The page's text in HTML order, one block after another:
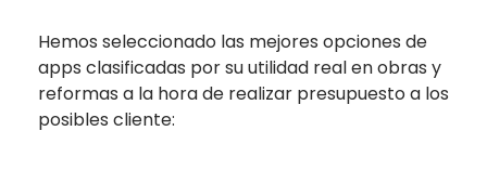
Hemos seleccionado las mejores opciones de
apps clasificadas por su utilidad real en obras y
reformas a la hora de realizar presupuesto a los
posibles cliente: